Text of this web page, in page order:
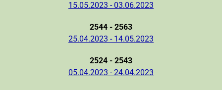
15.05.2023 - 03.06.2023
2544 - 2563
25.04.2023 - 14.05.2023
2524 - 2543
05.04.2023 - 24.04.2023